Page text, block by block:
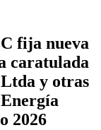
fija nueva
caratulada
y otras
2026